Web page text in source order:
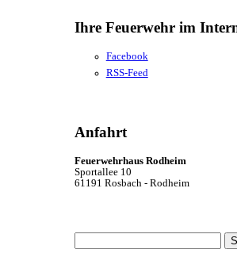
Ihre Feuerwehr im
Facebook
RSS-Feed
Anfahrt
Feuerwehrhaus Rodheim
Sportallee 10
61191 Rosbach - Rodheim
nach: